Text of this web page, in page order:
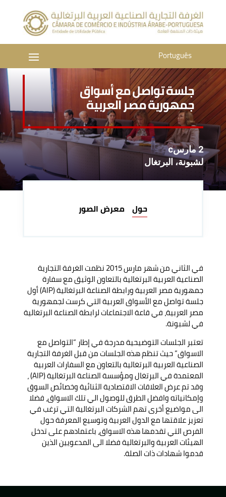
Português
جلسة تواصل مع أسواق
جمهورية مصر العربية
2 مارسc
لشبونة، البرتغال
حول معرض الصور
في الثاني من شهر مارس 2015 نظمت الغرفة التجارية
الصناعية العربية البرتغالية بالتعاون الوثيق مع سفارة
جمهورية مصر العربية ورابطة الصناعة البرتغالية (AIP) أول
جلسة تواصل مع الأسواق العربية التي كرست لجمهورية
مصر العربية، في قاعة الاجتماعات لرابطة الصناعة البرتغالية
في لشبونة.
تعتبر الجلسات التوضيحية مدرجة في إطار “التواصل مع
الاسواق” حيث تنظم هذه الجلسات من قبل الغرفة التجارية
الصناعية العربية البرتغالية بالتعاون مع السفارات العربية
المعتمدة في البرتغال ومؤسسة الصناعة البرتغالية (AIP) ،
وقد تم عرض العلاقات الاقتصادية الثنائية وخصائص السوق
وإمكانياته وافضل الطرق للوصول الي تلك الاسواق، فضلا
الى مواضيع أخرى تهم الشركات البرتغالية التي ترغب في
تعزيز علاقتها مع الدول العربية وتوسيع المعرفة حول
الفرص التي تقدمها هذه الاسواق، باعتمادهم على تدخل
الهيئات العربية والبرتغالية فضلا الى المدعويين الذين
قدموا شهادات ذات الصلة.